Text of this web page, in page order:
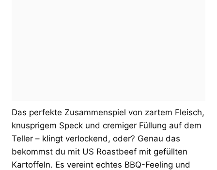
Das perfekte Zusammenspiel von zartem Fleisch,
knusprigem Speck und cremiger Füllung auf dem
Teller – klingt verlockend, oder? Genau das
bekommst du mit US Roastbeef mit gefüllten
Kartoffeln. Es vereint echtes BBQ-Feeling und